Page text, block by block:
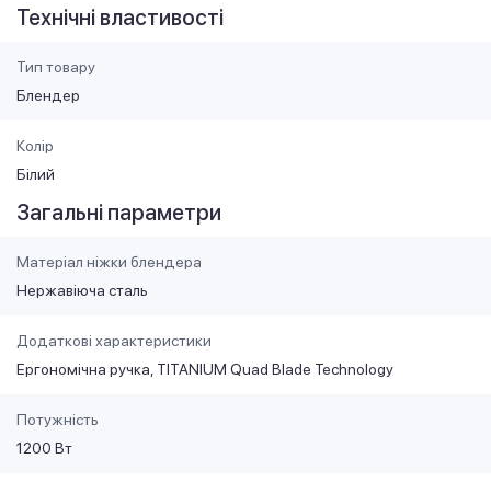
Технічні властивості
Тип товару
Блендер
Колір
Білий
Загальні параметри
Матеріал ніжки блендера
Нержавіюча сталь
Додаткові характеристики
Ергономічна ручка, TITANIUM Quad Blade Technology
Потужність
1200 Вт